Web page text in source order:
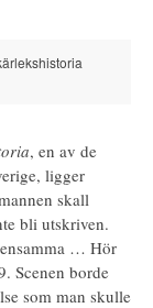
, en av de
ligger
skall
bli utskriven.
… Hör
Scenen borde
som man skulle